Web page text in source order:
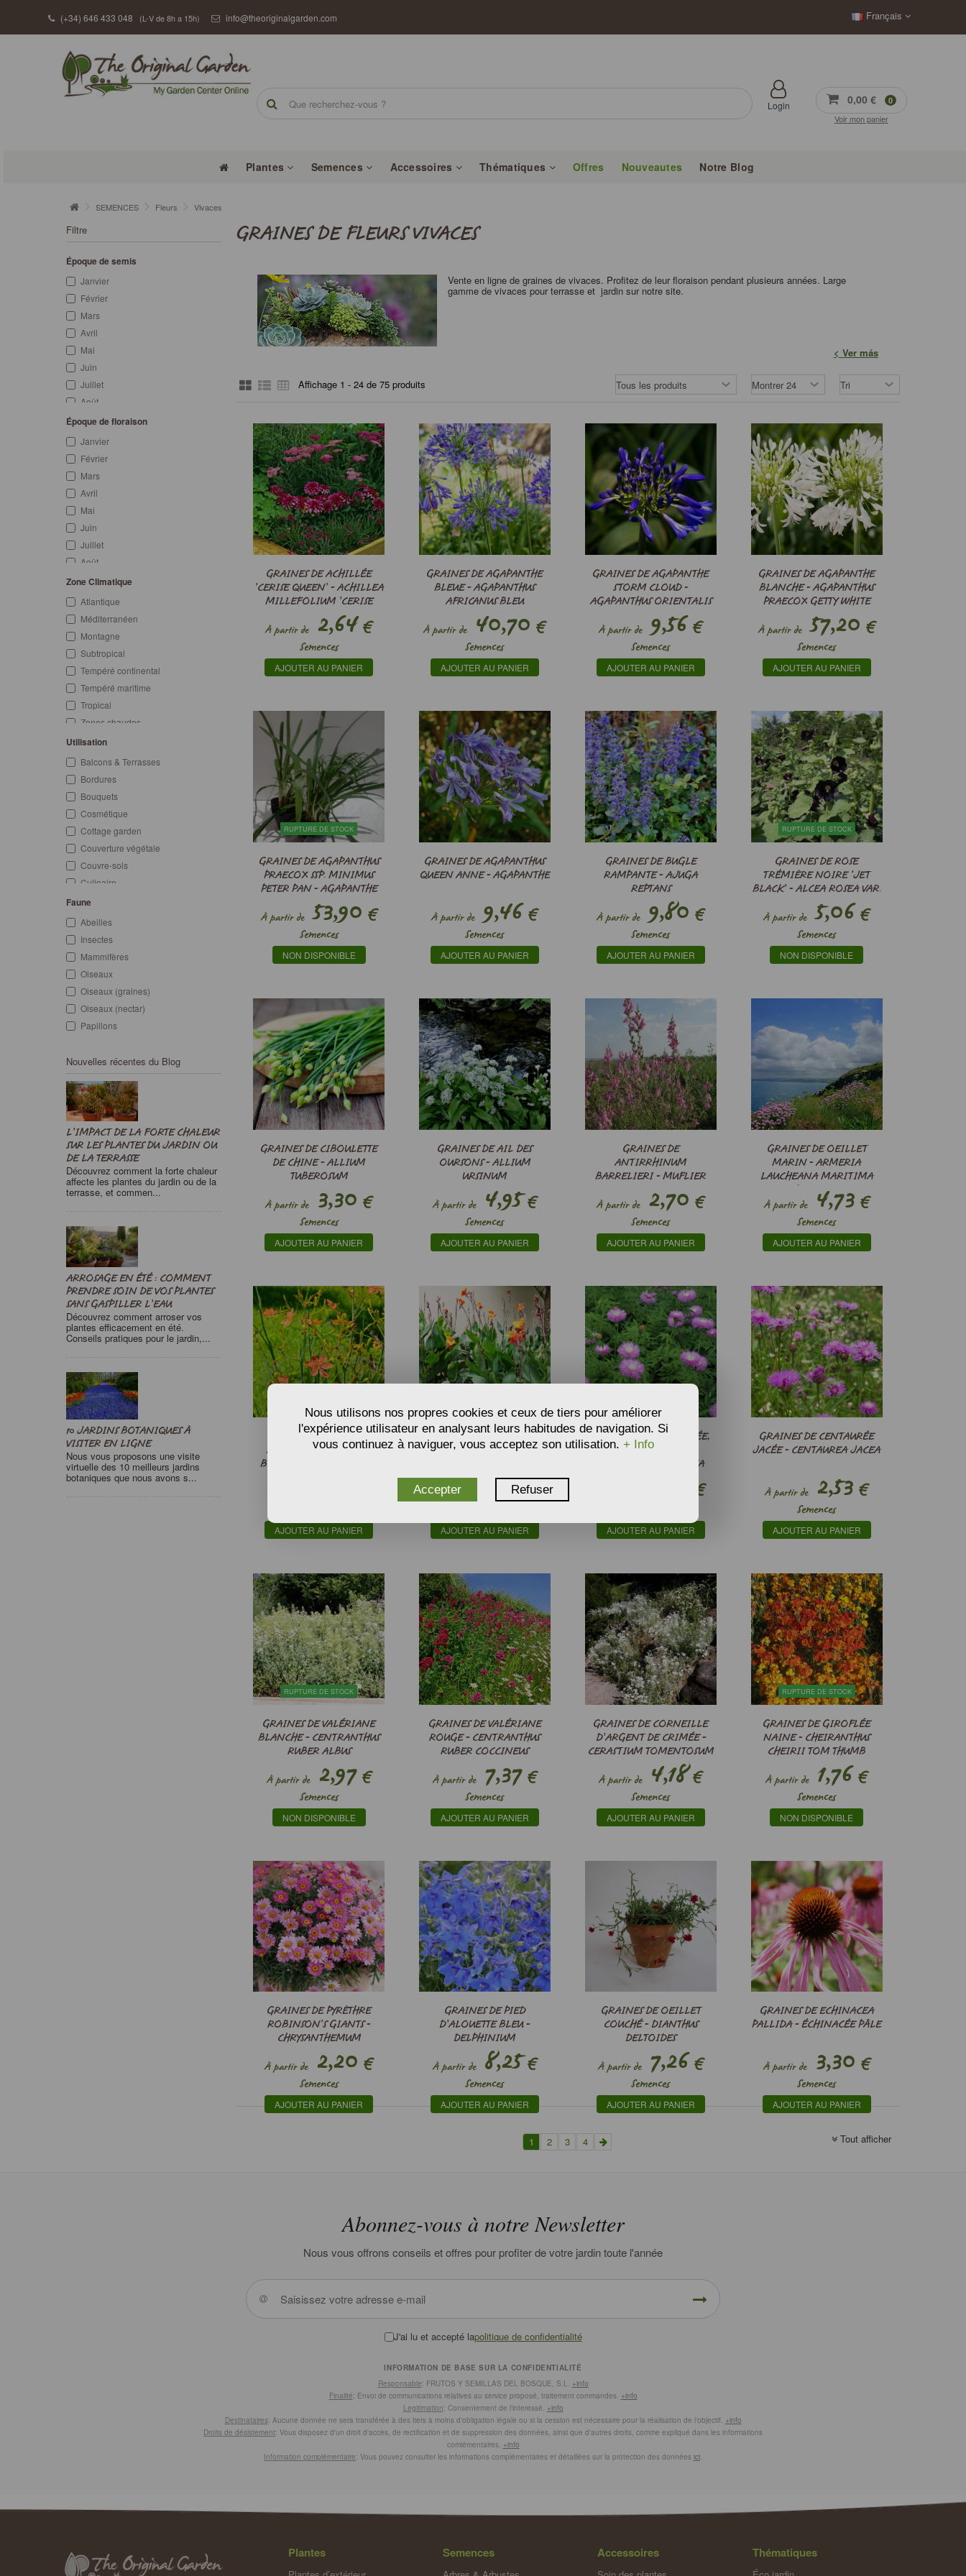
(+34) 646 433 048 (L-V de 8h a 15h) info@theoriginalgarden.com Français
0,00 € 0
Voir mon panier
Login
Plantes Semences Accessoires Thématiques Offres Nouveautes Notre Blog
SEMENCES Fleurs Vivaces
Filtre
Époque de semis
Janvier
Février
Mars
Avril
Mai
Juin
Juillet
Août
Septembre
Octobre
Novembre
Décembre
Printemps
Été
Automne
Hiver
Printemps-Automne
Automne-Hiver
Toute l’année
Époque de floraison
Janvier
Février
Mars
Avril
Mai
Juin
Juillet
Août
Septembre
Octobre
Novembre
Décembre
Printemps
Été
Automne
Hiver
Printemps-Été
Zone Climatique
Atlantique
Méditerranéen
Montagne
Subtropical
Tempéré continental
Tempéré maritime
Tropical
Zones chaudes
Zones froides
Zones tempérées
Utilisation
Balcons & Terrasses
Bordures
Bouquets
Cosmétique
Cottage garden
Couverture végétale
Couvre-sols
Culinaire
Décoratif
Désertification
Érosion
Fleur comestible
Fleur séchée
Grimpante
Haie basse
Huile essentielle
Jardin à faible maintenance
Jardin d’aromatiques
Jardinerie
Jardins champêtres
Jardins écologiques
Jardins urbains
Littoral
Massif
Méllifère
Murs, clôtures, grillages
Paysagisme
Pièce d’eau, Bassins
Plante dépolluante
Plante d’intérieur
Plates-bandes fleuries
Potager
Rives et berges
Rocaille
Tapissante, Rampante
Végétalisation
Faune
Abeilles
Insectes
Mammifères
Oiseaux
Oiseaux (graines)
Oiseaux (nectar)
Papillons
Nouvelles récentes du Blog
L’IMPACT DE LA FORTE CHALEUR
SUR LES PLANTES DU JARDIN OU
DE LA TERRASSE
Découvrez comment la forte chaleur
affecte les plantes du jardin ou de la
terrasse, et commen...
ARROSAGE EN ÉTÉ : COMMENT
PRENDRE SOIN DE VOS PLANTES
SANS GASPILLER L’EAU
Découvrez comment arroser vos
plantes efficacement en été.
Conseils pratiques pour le jardin,...
10 JARDINS BOTANIQUES À
VISITER EN LIGNE
Nous vous proposons une visite
virtuelle des 10 meilleurs jardins
botaniques que nous avons s...
GRAINES DE FLEURS VIVACES
Vente en ligne de graines de vivaces. Profitez de leur floraison pendant plusieurs années. Large
gamme de vivaces pour terrasse et jardin sur notre site.
Ver más
Affichage 1 - 24 de 75 produits
GRAINES DE ACHILLÉE
’CERISE QUEEN’ - ACHILLEA
MILLEFOLIUM ’CERISE
QUEE
À partir de2,64€
Semences
AJOUTER AU PANIER
GRAINES DE AGAPANTHE
BLEUE - AGAPANTHUS
AFRICANUS BLEU
À partir de40,70 €
Semences
AJOUTER AU PANIER
GRAINES DE AGAPANTHE
STORM CLOUD -
AGAPANTHUS ORIENTALIS
STORM CLOUD -
À partir de9,56 €
Semences
AJOUTER AU PANIER
GRAINES DE AGAPANTHE
BLANCHE - AGAPANTHUS
PRAECOX GETTY WHITE
À partir de57,20 €
Semences
AJOUTER AU PANIER
RUPTURE DE STOCK
GRAINES DE AGAPANTHUS
PRAECOX SSP. MINIMUS
PETER PAN - AGAPANTHE
NAINE
À partir de53,90 €
Semences
NON DISPONIBLE
GRAINES DE AGAPANTHUS
QUEEN ANNE - AGAPANTHE
À partir de9,46 €
Semences
AJOUTER AU PANIER
GRAINES DE BUGLE
RAMPANTE - AJUGA
REPTANS
À partir de9,80 €
Semences
AJOUTER AU PANIER
RUPTURE DE STOCK
GRAINES DE ROSE
TRÉMIÈRE NOIRE ’JET
BLACK’ - ALCEA ROSEA VAR.
NIGRA ’J
À partir de5,06 €
Semences
NON DISPONIBLE
GRAINES DE CIBOULETTE
DE CHINE - ALLIUM
TUBEROSUM
À partir de3,30 €
Semences
AJOUTER AU PANIER
GRAINES DE AIL DES
OURSONS - ALLIUM
URSINUM
À partir de4,95€
Semences
AJOUTER AU PANIER
GRAINES DE
ANTIRRHINUM
BARRELIERI - MUFLIER
À partir de2,70 €
Semences
AJOUTER AU PANIER
GRAINES DE OEILLET
MARIN - ARMERIA
LAUCHEANA MARITIMA
SPLENDENS
À partir de4,73€
Semences
AJOUTER AU PANIER
GRAINES DE FLEUR
LÉOPARD, IRIS TIGRÉ -
BELAMCANDA CHINENSIS
AJOUTER AU PANIER
GRAINES DE CANNA -
CANNA INDICA
À partir de 4,18€
AJOUTER AU PANIER
GRAINES DE CENTAURÉE,
BLEUET PERSAN -
CENTAUREA DEALBATA
€
AJOUTER AU PANIER
GRAINES DE CENTAURÉE
JACÉE - CENTAUREA JACEA
À partir de2,53 €
Semences
AJOUTER AU PANIER
RUPTURE DE STOCK
GRAINES DE VALÉRIANE
BLANCHE - CENTRANTHUS
RUBER ALBUS
À partir de2,97€
Semences
NON DISPONIBLE
GRAINES DE VALÉRIANE
ROUGE - CENTRANTHUS
RUBER COCCINEUS
À partir de7,37€
Semences
AJOUTER AU PANIER
GRAINES DE CORNEILLE
D’ARGENT DE CRIMÉE -
CERASTIUM TOMENTOSUM
À partir de4,18€
Semences
AJOUTER AU PANIER
RUPTURE DE STOCK
GRAINES DE GIROFLÉE
NAINE - CHEIRANTHUS
CHEIRII TOM THUMB
À partir de1,76 €
Semences
NON DISPONIBLE
GRAINES DE PYRÈTHRE
ROBINSON’S GIANTS -
CHRYSANTHEMUM
COCCINEUM
À partir de2,20 €
Semences
AJOUTER AU PANIER
GRAINES DE PIED
D’ALOUETTE BLEU -
DELPHINIUM
GRANDIFLORUM DWARF
BLUE -
À partir de8,25€
Semences
AJOUTER AU PANIER
GRAINES DE OEILLET
COUCHÉ - DIANTHUS
DELTOIDES
À partir de7,26 €
Semences
AJOUTER AU PANIER
GRAINES DE ECHINACEA
PALLIDA - ÉCHINACÉE PÂLE
À partir de3,30 €
Semences
AJOUTER AU PANIER
Tout afficher
1 2 3 4
Abonnez-vous à notre Newsletter
Nous vous offrons conseils et offres pour profiter de votre jardin toute l'année
J'ai lu et accepté lapolitique de confidentialité
INFORMATION DE BASE SUR LA CONFIDENTIALITÉ
Responsable: FRUTOS Y SEMILLAS DEL BOSQUE, S.L. +info
Finalité: Envoi de communications relatives au service proposé, traitement commandes. +info
Legitimation: Consentement de l'interessé. +info
Destinataires: Aucune donnée ne sera transférée à des tiers à moins d'obligation légale ou si la cession est nécessaire pour la réalisation de l'objectif. +info
Droits de désistement: Vous disposez d'un droit d'accès, de rectification et de suppression des données, ainsi que d'autres droits, comme expliqué dans les informations
comlémentaires. +info
Information complémentaire: Vous pouvez consulter les informations complémentaires et détaillées sur la protection des données ici.
Plantes Semences Accessoires Thématiques
Nous utilisons nos propres cookies et ceux de tiers pour améliorer
l'expérience utilisateur en analysant leurs habitudes de navigation. Si
vous continuez à naviguer, vous acceptez son utilisation. + Info
Accepter Refuser